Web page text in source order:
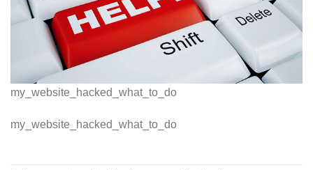
my_website_hacked_what_to_do
my_website_hacked_what_to_do